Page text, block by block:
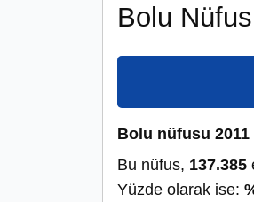
Bolu
Bolu nüfusu 2011
Bu nüfus, 137.385
Yüzde olarak ise: